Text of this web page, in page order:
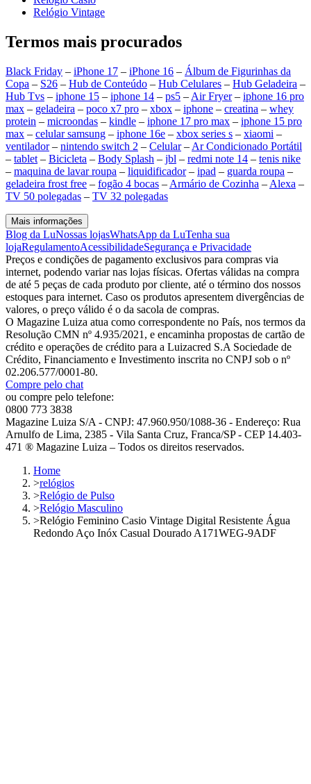
Relógio Vintage
Termos mais procurados
Black Friday – iPhone 17 – iPhone 16 – Álbum de Figurinhas da
Copa – S26 – Hub de Conteúdo – Hub Celulares – Hub Geladeira –
Hub Tvs – iphone 15 – iphone 14 – ps5 – Air Fryer– iphone 16 pro
max – geladeira – poco x7 pro – xbox – iphone – creatina – whey
protein – microondas – kindle – iphone 17 pro max – iphone 15 pro
max – celular samsung – iphone 16e – xbox series s – xiaomi –
ventilador– nintendo switch 2 – Celular– Ar Condicionado Portátil
– tablet – Bicicleta – Body Splash – jbl – redmi note 14 – tenis nike
– maquina de lavar roupa – liquidificador– ipad – guarda roupa –
geladeira frost free – fogão 4 bocas – Armário de Cozinha – Alexa –
TV 50 polegadas – TV 32 polegadas
Mais informações
Blog da LuNossas lojasWhatsApp da LuTenha sua
lojaRegulamentoAcessibilidadeSegurança e Privacidade
Preços e condições de pagamento exclusivos para compras via
internet, podendo variar nas lojas físicas. Ofertas válidas na compra
de até 5 peças de cada produto por cliente, até o término dos nossos
estoques para internet. Caso os produtos apresentem divergências de
valores, o preço válido é o da sacola de compras.
O Magazine Luiza atua como correspondente no País, nos termos da
Resolução CMN nº 4.935/2021, e encaminha propostas de cartão de
crédito e operações de crédito para a Luizacred S.A Sociedade de
Crédito, Financiamento e Investimento inscrita no CNPJ sob o nº
02.206.577/0001-80.
Compre pelo chat
ou compre pelo telefone:
0800 773 3838
Magazine Luiza S/A - CNPJ: 47.960.950/1088-36 - Endereço: Rua
Arnulfo de Lima, 2385 - Vila Santa Cruz, Franca/SP - CEP 14.403-
471 ® Magazine Luiza – Todos os direitos reservados.
Home
>relógios
>Relógio de Pulso
>Relógio Masculino
>Relógio Feminino Casio Vintage Digital Resistente Água
Redondo Aço Inóx Casual Dourado A171WEG-9ADF